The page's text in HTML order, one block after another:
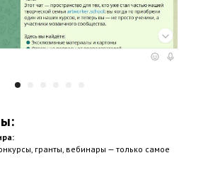
гранты, вебинары — только самое